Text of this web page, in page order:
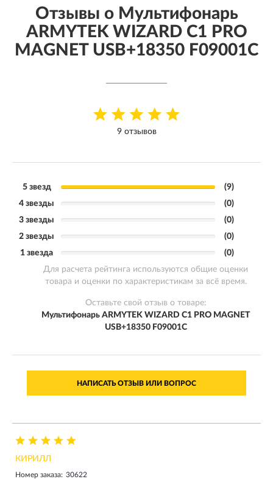
Отзывы о Мультифонарь
ARMYTEK WIZARD C1 PRO
MAGNET USB+18350 F09001C
9 отзывов
5 звезд
(9)
4 звезды
(0)
3 звезды
(0)
2 звезды
(0)
1 звезда
(0)
Для расчета рейтинга используются общие оценки
товара и оценки по характеристикам за всё время.
Оставьте свой отзыв о товаре:
Мультифонарь ARMYTEK WIZARD C1 PRO MAGNET
USB+18350 F09001C
НАПИСАТЬ ОТЗЫВ ИЛИ ВОПРОС
КИРИЛЛ
Номер заказа: 30622